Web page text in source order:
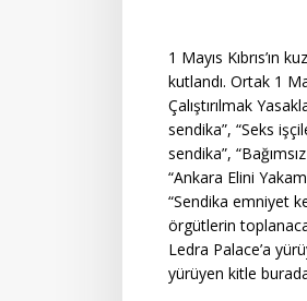
1 Mayıs Kıbrıs’ın
kutlandı. Ortak 1
Çalıştırılmak
sendika”, “Seks
sendika”,
“Ankara Elini
“Sendika emniyet
örgütlerin
Ledra Palace’a
yürüyen kitle